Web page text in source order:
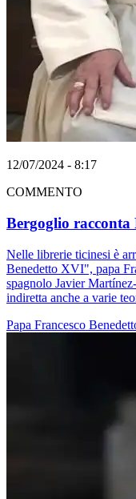
12/07/2024 - 8:17
COMMENTO
Bergoglio racconta
Nelle librerie ticinesi è
Benedetto XVI", papa
spagnolo Javier
indiretta anche a varie
Papa Francesco